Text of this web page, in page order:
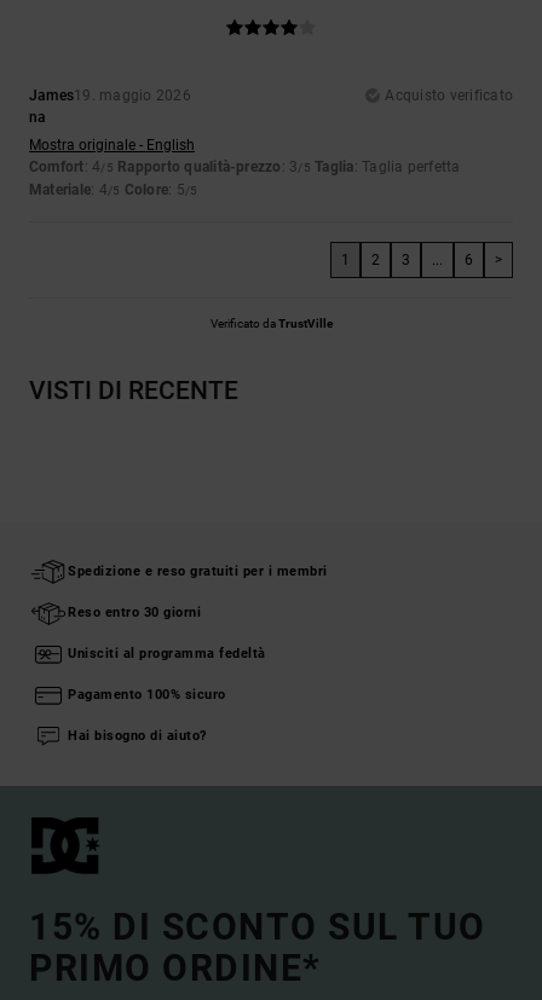
James19. maggio 2026
Acquisto verificato
na
Mostra originale - English
Comfort: 4/5 Rapporto qualità-prezzo : 3/5 Taglia: Taglia perfetta
Materiale: 4/5 Colore: 5/5
1 2 3 ... 6 >
Verificato daTrustVille
VISTI DI RECENTE
Spedizione e reso gratuiti per i membri
Reso entro 30 giorni
Unisciti al programma fedeltà
Pagamento 100% sicuro
Hai bisogno di aiuto?
15% DI SCONTO SUL TUO
PRIMO ORDINE*